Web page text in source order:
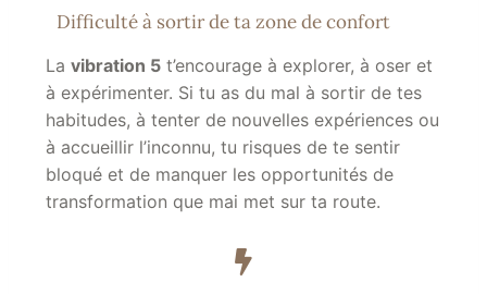
Difficulté à sortir de ta zone de confort
La vibration 5 t’encourage à explorer, à oser et
à expérimenter. Si tu as du mal à sortir de tes
habitudes, à tenter de nouvelles expériences ou
à accueillir l’inconnu, tu risques de te sentir
bloqué et de manquer les opportunités de
transformation que mai met sur ta route.